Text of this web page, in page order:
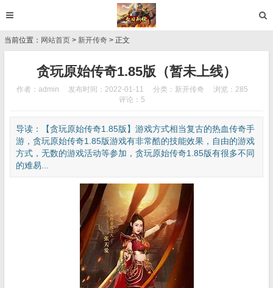
当前位置： 网站首页 > 新开传奇 > 正文
贪玩原始传奇1.85版（暂未上线）
作者：admin 发布时间：2022-01-11 分类： 新开传奇
浏览：285
评论：5
导读：【贪玩原始传奇1.85版】游戏方式相当复古的热血传奇手
游，贪玩原始传奇1.85版游戏有非常酷的技能效果，自由的游戏
方式，无数的游戏活动等参加，贪玩原始传奇1.85版有很多不同
的难易...